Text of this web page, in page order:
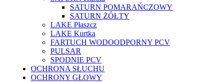
SATURN POMARAŃCZOWY
SATURN ŻÓŁTY
LAKE Płaszcz
LAKE Kurtka
FARTUCH WODOODPORNY PCV
PULSAR
SPODNIE PCV
OCHRONA SŁUCHU
OCHRONY GŁOWY